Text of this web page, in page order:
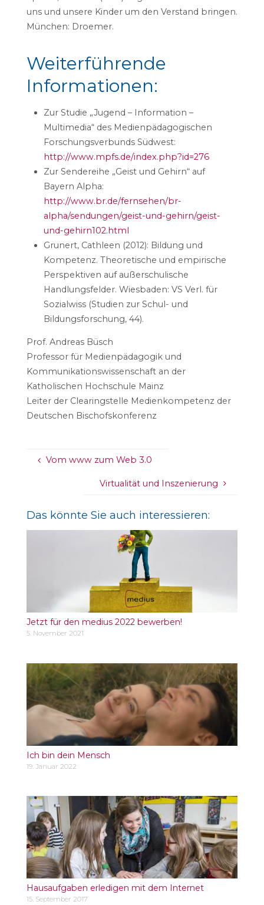
uns und unsere Kinder um den Verstand bringen.
München: Droemer.
Weiterführende
Informationen:
Zur Studie „Jugend – Information –
Multimedia“ des Medienpädagogischen
Forschungsverbunds Südwest:
http://www.mpfs.de/index.php?id=276
Zur Sendereihe „Geist und Gehirn“ auf
Bayern Alpha:
http://www.br.de/fernsehen/br-
alpha/sendungen/geist-und-gehirn/geist-
und-gehirn102.html
Grunert, Cathleen (2012): Bildung und
Kompetenz. Theoretische und empirische
Perspektiven auf außerschulische
Handlungsfelder. Wiesbaden: VS Verl. für
Sozialwiss (Studien zur Schul- und
Bildungsforschung, 44).
Prof. Andreas Büsch
Professor für Medienpädagogik und
Kommunikationswissenschaft an der
Katholischen Hochschule Mainz
Leiter der Clearingstelle Medienkompetenz der
Deutschen Bischofskonferenz
Vom www zum Web 3.0
Virtualität und Inszenierung
Das könnte Sie auch interessieren:
Jetzt für den medius 2022 bewerben!
5. November 2021
Ich bin dein Mensch
19. Januar 2022
Hausaufgaben erledigen mit dem Internet
15. September 2017